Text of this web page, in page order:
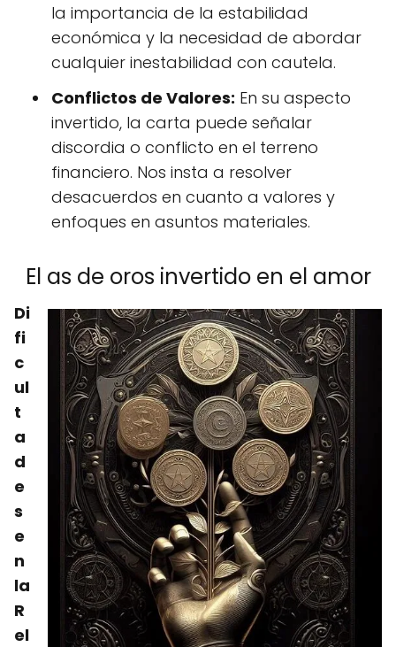
la importancia de la estabilidad
económica y la necesidad de abordar
cualquier inestabilidad con cautela.
Conflictos de Valores: En su aspecto
invertido, la carta puede señalar
discordia o conflicto en el terreno
financiero. Nos insta a resolver
desacuerdos en cuanto a valores y
enfoques en asuntos materiales.
El as de oros invertido en el amor
Di
fi
c
ul
t
a
d
e
s
e
n
la
R
el